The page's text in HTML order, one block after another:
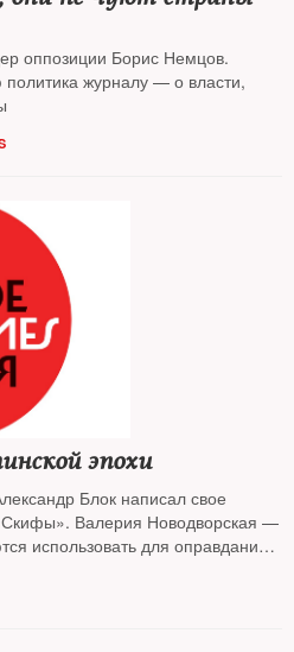
оппозиции Борис Немцов.
журналу — о власти,
эпохи
Блок написал свое
Валерия Новодворская —
использовать для оправдания